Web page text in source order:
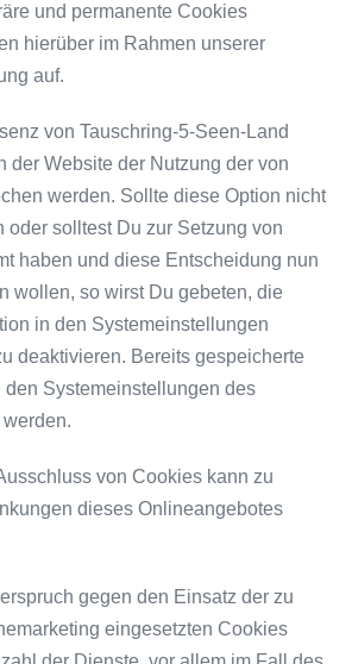
und permanente Cookies
hierüber im Rahmen unserer
auf.
von Tauschring-5-Seen-Land
der Website der Nutzung der von
werden. Sollte diese Option nicht
oder solltest Du zur Setzung von
haben und diese Entscheidung nun
wollen, so wirst Du gebeten, die
in den Systemeinstellungen
deaktivieren. Bereits gespeicherte
Systemeinstellungen des
von Cookies kann zu
dieses Onlineangebotes
gegen den Einsatz der zu
eingesetzten Cookies